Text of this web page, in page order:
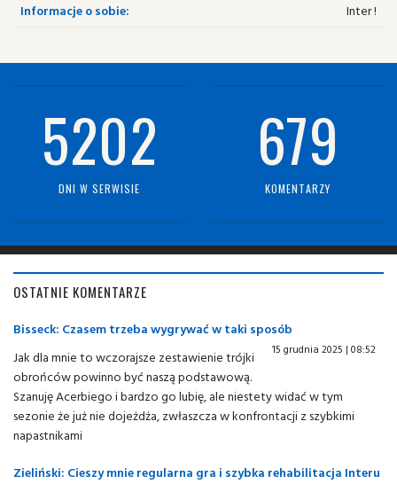
Informacje o sobie:
Inter !
5202
DNI W SERWISIE
679
KOMENTARZY
OSTATNIE KOMENTARZE
Bisseck: Czasem trzeba wygrywać w taki sposób
15 grudnia 2025 | 08:52
Jak dla mnie to wczorajsze zestawienie trójki
obrońców powinno być naszą podstawową.
Szanuję Acerbiego i bardzo go lubię, ale niestety widać w tym
sezonie że już nie dojeżdża, zwłaszcza w konfrontacji z szybkimi
napastnikami
Zieliński: Cieszy mnie regularna gra i szybka rehabilitacja Interu